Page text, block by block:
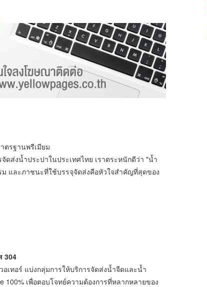
ตรฐานพรีเมียม
ดส่งน้ำประปาในประเทศไทย เราตระหนักดีว่า "น้ำ
และภาชนะที่ใช้บรรจุจัดส่งคือหัวใจสำคัญที่สุดของ
304
อเทอร์ แบ่งกลุ่มการให้บริการจัดส่งน้ำจืดและน้ำ
100% เพื่อตอบโจทย์ความต้องการที่หลากหลายของ